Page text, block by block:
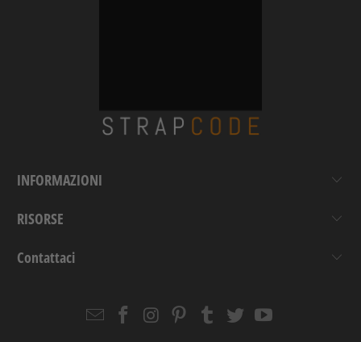
INFORMAZIONI
RISORSE
Contattaci
EmailStrapcode
Strapcode
Strapcode
Strapcode
Strapcode